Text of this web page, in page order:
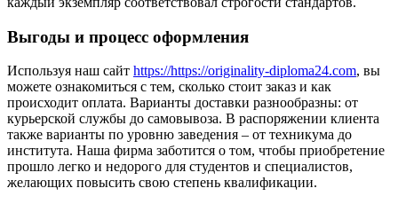
Выгоды и процесс оформления
Используя наш сайт https://https://originality-diploma24.com, вы
можете ознакомиться с тем, сколько стоит заказ и как
происходит оплата. Варианты доставки разнообразны: от
курьерской службы до самовывоза. В распоряжении клиента
также варианты по уровню заведения – от техникума до
института. Наша фирма заботится о том, чтобы приобретение
прошло легко и недорого для студентов и специалистов,
желающих повысить свою степень квалификации.